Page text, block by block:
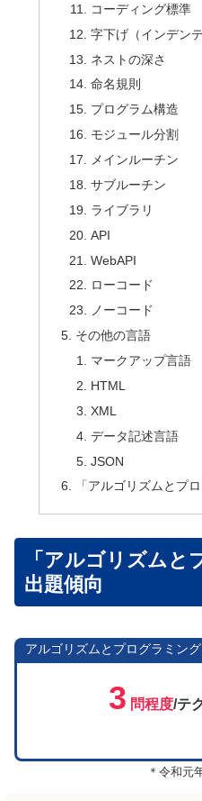
コーディング標準
字下げ（インデン
ネストの深さ
命名規則
プログラム構造
モジュール分割
メインルーチン
サブルーチン
ライブラリ
API
WebAPI
ローコード
ノーコード
その他の言語
マークアップ言語
HTML
XML
データ記述言語
JSON
「アルゴリズムとプ
「アルゴリズムと
出題傾向
アルゴリズムとプログラミン
3 問程度/テ
＊令和元